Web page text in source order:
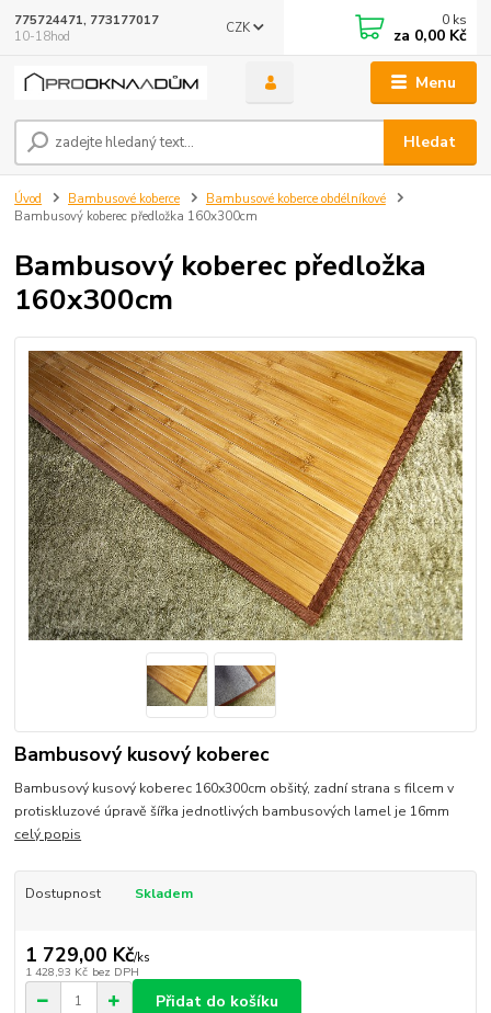
Menu
CZK
Hledat
775724471, 773177017
10-18hod
0 ks
za 0,00 Kč
Úvod Bambusové koberce
Bambusové koberce obdélníkové
Bambusový koberec předložka 160x300cm
Bambusový koberec předložka
160x300cm
Bambusový kusový koberec
Bambusový kusový koberec 160x300cm obšitý, zadní strana s filcem v
protiskluzové úpravě šířka jednotlivých bambusových lamel je 16mm
celý popis
Dostupnost Skladem
1 729,00 Kč/ks
1 428,93 Kč bez DPH
Přidat do košíku